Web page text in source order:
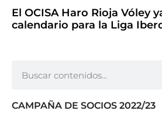
El OCISA Haro Rioja Vóley
calendario para la Liga
CAMPAÑA DE SOCIOS 2022/23